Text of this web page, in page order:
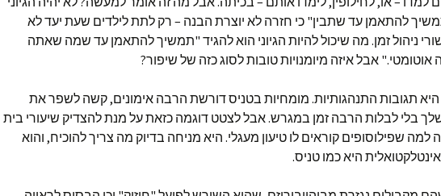
להתאמן עד שתבין" כי חזרה לא יוצרת הבנה – רק לתת לילדים שעת יעד לא
ניהול זמן. מה שיכול להיות הגיוני הוא להגיד "תמשיך להתאמן עד שמה שאתה
אוטומטי." אבל איזה מיומנויות טובות לסוג כזה של שיפור?
תגובות התנהגותיות. מומחיות בטניס דורשת הרבה אימונים, קשה לשפר את
בלי לבלות הרבה זמן במגרש. אבל לצטט דוגמה כזאת על מנת להצדיק שיעורי בית
למה שפילוסופים קוראים לו טיעון מעגלי. היא מניחה בדיוק מה צריך להוכיח, והוא
היא כמו טניס.